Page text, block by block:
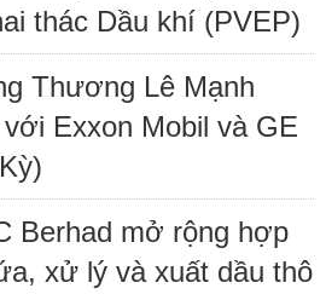
thác Dầu khí (PVEP)
Thương Lê Mạnh
Exxon Mobil và GE
Berhad mở rộng hợp
xử lý và xuất dầu thô